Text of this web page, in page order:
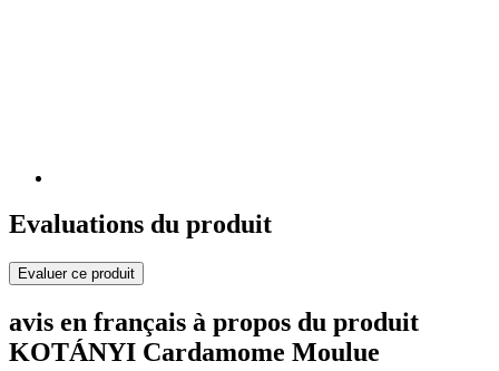
Evaluations du produit
Evaluer ce produit
avis en français à propos du produit
KOTÁNYI Cardamome Moulue